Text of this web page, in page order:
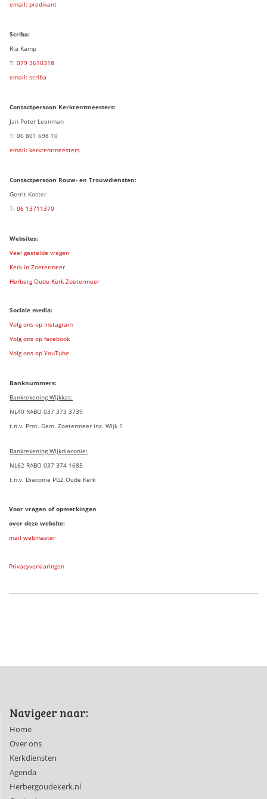
email: predikant
Scriba:
Ria Kamp
T: 079 3610318
email: scriba
Contactpersoon Kerkrentmeesters:
Jan Peter Leenman
T: 06 801 698 10
email: kerkrentmeesters
Contactpersoon Rouw- en Trouwdiensten:
Gerrit Koster
T: 06 13711370
Websites:
Veel gestelde vragen
Kerk in Zoetermeer
Herberg Oude Kerk Zoetermeer
Sociale media:
Volg ons op Instagram
Volg ons op facebook
Volg ons op YouTube
Banknummers:
Bankrekening Wijkkas:
NL40 RABO 037 373 3739
t.n.v. Prot. Gem. Zoetermeer inz. Wijk 1
Bankrekening Wijkdiaconie:
NL62 RABO 037 374 1685
t.n.v. Diaconie PGZ Oude Kerk
Voor vragen of opmerkingen
over deze website:
mail webmaster
Privacyverklaringen
Navigeer naar:
Home
Over ons
Kerkdiensten
Agenda
Herbergoudekerk.nl